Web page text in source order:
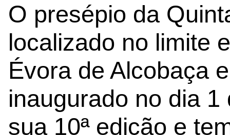
O presépio da
localizado no limite
Évora de Alcobaça
inaugurado no dia
sua 10ª edição e